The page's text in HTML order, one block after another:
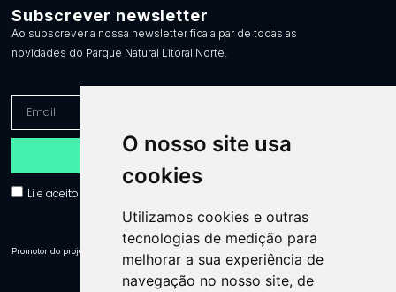
O nosso site usa
cookies
Utilizamos cookies e outras
tecnologias de medição para
melhorar a sua experiência de
navegação no nosso site, de
Subscrever newsletter
Ao subscrever a nossa newsletter fica a par de todas as
novidades do Parque Natural Litoral Norte.
Enviar
Li e aceito a política de privacidade e aceito receber comunicações.
Promotor do projeto: